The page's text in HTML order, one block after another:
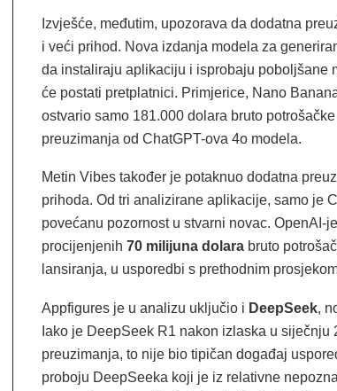
Izvješće, međutim, upozorava da dodatna
i veći prihod. Nova izdanja modela za
da instaliraju aplikaciju i isprobaju poboljšane
će postati pretplatnici. Primjerice, Nano
ostvario samo 181.000 dolara bruto
preuzimanja od ChatGPT-ova 4o modela.
Metin Vibes također je potaknuo dodatna
prihoda. Od tri analizirane aplikacije, samo je
povećanu pozornost u stvarni novac. OpenAI-
procijenjenih 70 milijuna dolarabruto
lansiranja, u usporedbi s prethodnim
Appfigures je u analizu uključio i DeepSeek,
Iako je DeepSeek R1 nakon izlaska u siječnju
preuzimanja, to nije bio tipičan događaj
proboju DeepSeeka koji je iz relativne